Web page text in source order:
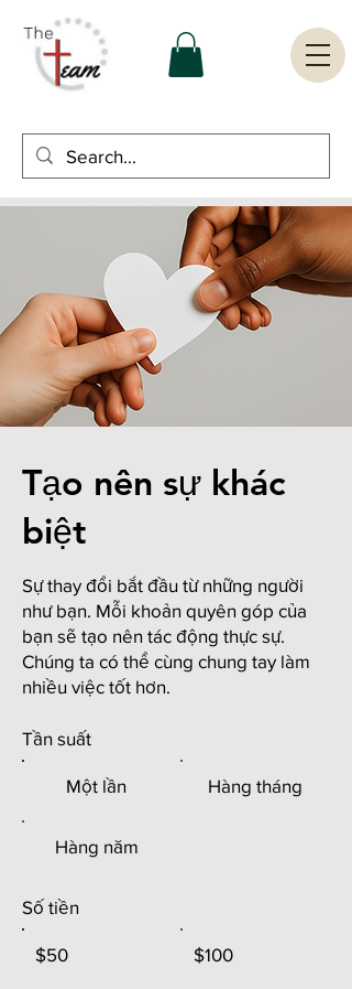
Tạo nên sự khác
biệt
Sự thay đổi bắt đầu từ những người
như bạn. Mỗi khoản quyên góp của
bạn sẽ tạo nên tác động thực sự.
Chúng ta có thể cùng chung tay làm
nhiều việc tốt hơn.
Tần suất
Một lần Hàng tháng
Hàng năm
Số tiền
$50 $100